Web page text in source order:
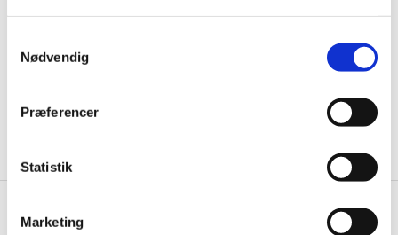
Nødvendig
Præferencer
Statistik
Marketing
Wallshop.dk